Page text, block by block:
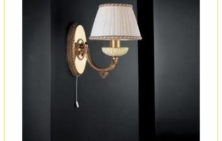
Оплата и доставка
Обмен и возврат
Установка